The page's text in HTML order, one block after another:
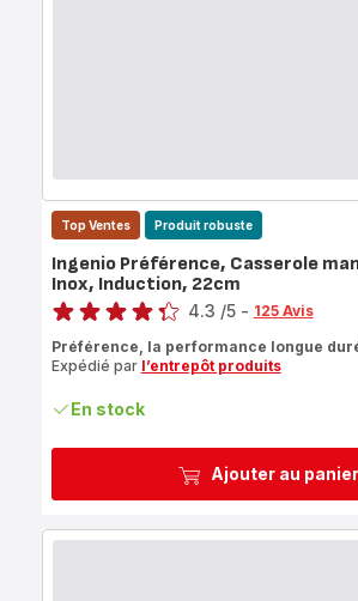
Ajouter au panier
Top Ventes Produit robuste
Ingenio Préférence, Casserole
Inox, Induction, 22cm
Note
4.3 /5 - 125 Avis
Préférence, la performance longue
Expédié par l’entrepôt produits
En stock